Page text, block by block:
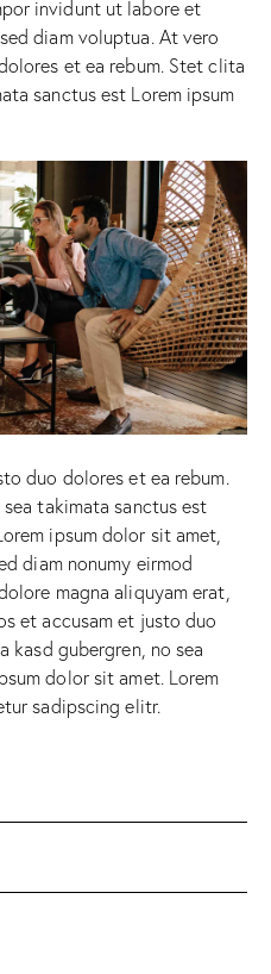
invidunt ut labore et
diam voluptua. At vero
et ea rebum. Stet clita
sanctus est Lorem ipsum
duo dolores et ea rebum.
takimata sanctus est
ipsum dolor sit amet,
diam nonumy eirmod
magna aliquyam erat,
et accusam et justo duo
kasd gubergren, no sea
dolor sit amet. Lorem
sadipscing elitr.